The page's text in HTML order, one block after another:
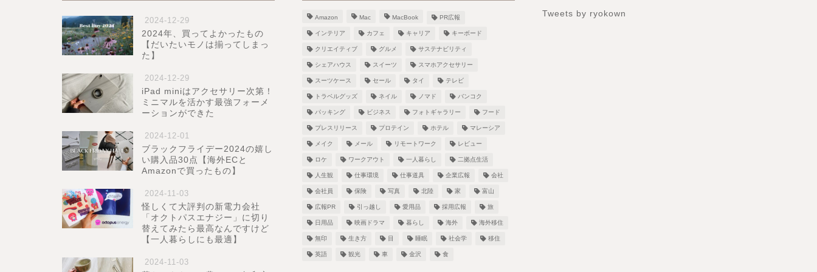
2024-12-29
2024年、買ってよかったもの
【だいたいモノは揃ってしまっ
た】
2024-12-29
iPad miniはアクセサリー次第！
ミニマルを活かす最強フォーメ
ーションができた
2024-12-01
ブラックフライデー2024の嬉し
い購入品30点【海外ECと
Amazonで買ったもの】
2024-11-03
怪しくて大評判の新電力会社
「オクトパスエナジー」に切り
替えてみたら最高なんですけど
【一人暮らしにも最適】
2024-11-03
Amazon Mac MacBook PR広報
インテリア カフェ キャリア キーボード
クリエイティブ グルメ サステナビリティ
シェアハウス スイーツ スマホアクセサリー
スーツケース セール タイ テレビ
トラベルグッズ ネイル ノマド バンコク
パッキング ビジネス フォトギャラリー フード
プレスリリース プロテイン ホテル マレーシア
メイク メール リモートワーク レビュー
ロケ ワークアウト 一人暮らし 二拠点生活
人生観 仕事環境 仕事道具 企業広報 会社
会社員 保険 写真 北陸 家 富山
広報PR 引っ越し 愛用品 採用広報 旅
日用品 映画ドラマ 暮らし 海外 海外移住
無印 生き方 目 睡眠 社会学 移住
英語 観光 車 金沢 食
Tweets by ryokown